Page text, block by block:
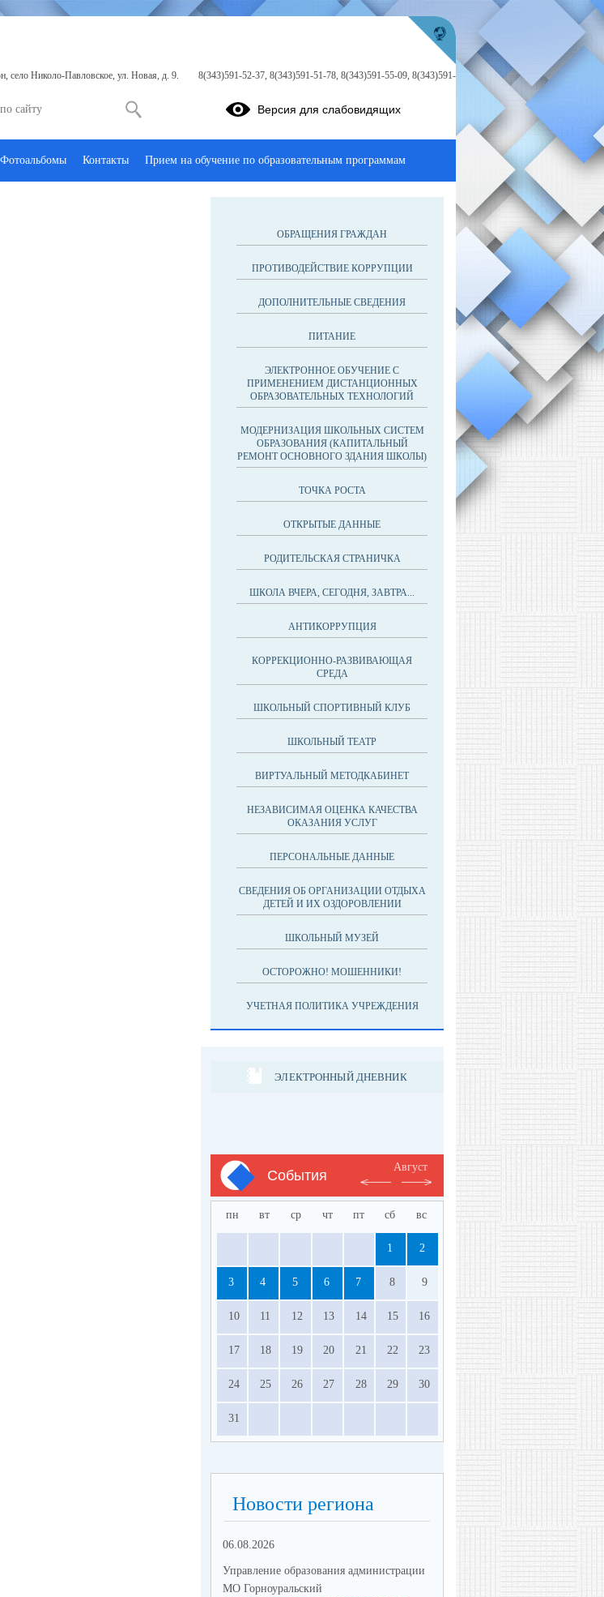
ОБРАЩЕНИЯ ГРАЖДАН
ПРОТИВОДЕЙСТВИЕ КОРРУПЦИИ
ДОПОЛНИТЕЛЬНЫЕ СВЕДЕНИЯ
ПИТАНИЕ
ЭЛЕКТРОННОЕ ОБУЧЕНИЕ С
ПРИМЕНЕНИЕМ ДИСТАНЦИОННЫХ
ОБРАЗОВАТЕЛЬНЫХ ТЕХНОЛОГИЙ
МОДЕРНИЗАЦИЯ ШКОЛЬНЫХ СИСТЕМ
ОБРАЗОВАНИЯ (КАПИТАЛЬНЫЙ
РЕМОНТ ОСНОВНОГО ЗДАНИЯ ШКОЛЫ)
ТОЧКА РОСТА
ОТКРЫТЫЕ ДАННЫЕ
РОДИТЕЛЬСКАЯ СТРАНИЧКА
ШКОЛА ВЧЕРА, СЕГОДНЯ, ЗАВТРА...
АНТИКОРРУПЦИЯ
КОРРЕКЦИОННО-РАЗВИВАЮЩАЯ
СРЕДА
ШКОЛЬНЫЙ СПОРТИВНЫЙ КЛУБ
ШКОЛЬНЫЙ ТЕАТР
ВИРТУАЛЬНЫЙ МЕТОДКАБИНЕТ
НЕЗАВИСИМАЯ ОЦЕНКА КАЧЕСТВА
ОКАЗАНИЯ УСЛУГ
ПЕРСОНАЛЬНЫЕ ДАННЫЕ
СВЕДЕНИЯ ОБ ОРГАНИЗАЦИИ ОТДЫХА
ДЕТЕЙ И ИХ ОЗДОРОВЛЕНИИ
ШКОЛЬНЫЙ МУЗЕЙ
ОСТОРОЖНО! МОШЕННИКИ!
УЧЕТНАЯ ПОЛИТИКА УЧРЕЖДЕНИЯ
ЭЛЕКТРОННЫЙ ДНЕВНИК
События
Август
пн вт ср чт пт сб вс
1 2
3 4 5 6 7 8 9
10 11 12 13 14 15 16
17 18 19 20 21 22 23
24 25 26 27 28 29 30
31
Новости региона
06.08.2026
Управление образования администрации
МО Горноуральский
Управление образования
МО Горноуральский
село Николо-Павловское, ул. Новая, д. 9.
8(343)591-52-37, 8(343)591-51-78, 8(343)591-55-09, 8(343)591-
Версия для слабовидящих
Фотоальбомы Контакты Прием на обучение по образовательным программам